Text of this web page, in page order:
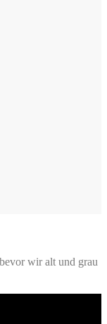
wir alt und grau